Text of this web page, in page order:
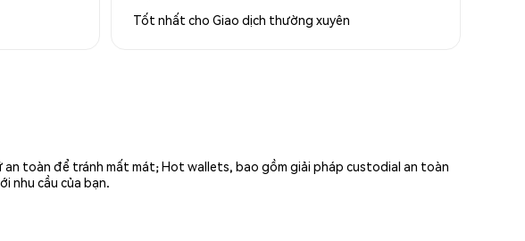
Tốt nhất cho Giao dịch thường xuyên
toàn để tránh mất mát; Hot wallets, bao gồm giải pháp custodial an toàn
nhu cầu của bạn.